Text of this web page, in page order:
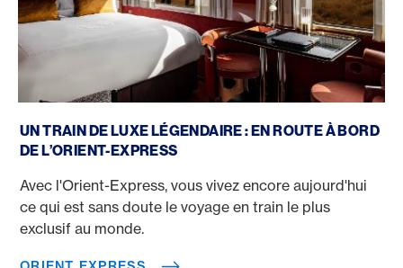
UN TRAIN DE LUXE LÉGENDAIRE : EN ROUTE À BORD
DE L’ORIENT-EXPRESS
Avec l'Orient-Express, vous vivez encore aujourd'hui
ce qui est sans doute le voyage en train le plus
exclusif au monde.